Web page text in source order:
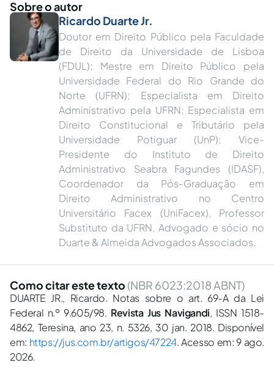
Sobre o autor
Ricardo Duarte Jr.
Doutor em Direito Público pela Faculdade
de Direito da Universidade de Lisboa
(FDUL); Mestre em Direito Público pela
Universidade Federal do Rio Grande do
Norte (UFRN); Especialista em Direito
Administrativo pela UFRN; Especialista em
Direito Constitucional e Tributário pela
Universidade Potiguar (UnP); Vice-
Presidente do Instituto de Direito
Administrativo Seabra Fagundes (IDASF),
Coordenador da Pós-Graduação em
Direito Administrativo no Centro
Universitário Facex (UniFacex), Professor
Substituto da UFRN, Advogado e sócio no
Duarte & Almeida Advogados Associados.
Como citar este texto (NBR 6023:2018 ABNT)
DUARTE JR., Ricardo. Notas sobre o art. 69-A da Lei
Federal n.º 9.605/98. Revista Jus Navigandi, ISSN 1518-
4862, Teresina, ano 23, n. 5326, 30 jan. 2018. Disponível
em: https://jus.com.br/artigos/47224. Acesso em: 9 ago.
2026.